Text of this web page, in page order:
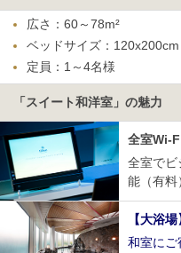
広さ：60～78m²
ベッドサイズ：120x200cm
定員：1～4名様
「スイート和洋室」の魅力
全室Wi-
全室で
能（有料
【大浴
和室にご